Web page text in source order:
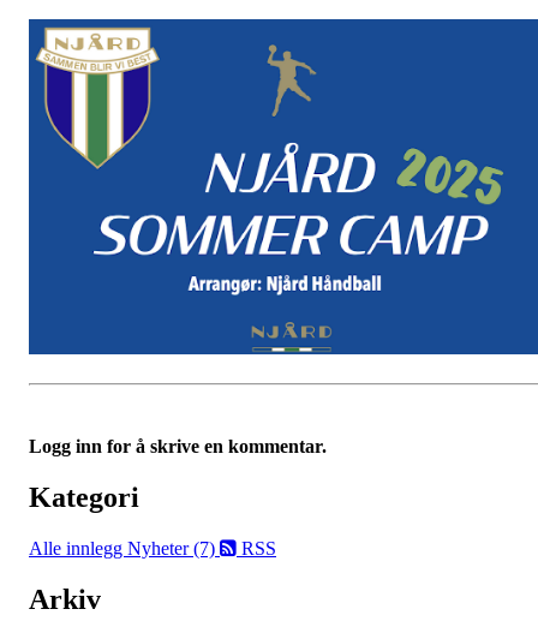
Logg inn for å skrive en kommentar.
Kategori
Alle innlegg Nyheter (7) RSS
Arkiv